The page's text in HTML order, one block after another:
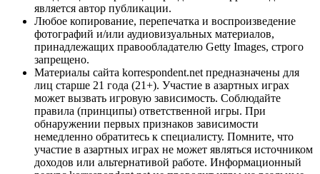
является автор публикации.
Любое копирование, перепечатка и воспроизведение
фотографий и/или аудиовизуальных материалов,
принадлежащих правообладателю Getty Images, строго
запрещено.
Материалы сайта korrespondent.net предназначены для
лиц старше 21 года (21+). Участие в азартных играх
может вызвать игровую зависимость. Соблюдайте
правила (принципы) ответственной игры. При
обнаружении первых признаков зависимости
немедленно обратитесь к специалисту. Помните, что
участие в азартных играх не может являться источником
доходов или альтернативой работе. Информационный